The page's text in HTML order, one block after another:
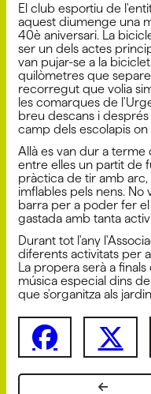
El club esportiu de
aquest diumenge una
40è aniversari. La
ser un dels actes
van pujar-se a la
quilòmetres que
recorregut que volia
les comarques de
breu descans i
camp dels escolapis on
Allà es van dur a terme
entre elles un partit de
pràctica de tir amb
imflables pels nens. No
barra per a poder fer
gastada amb tanta
Durant tot l'any
diferents activitats per
La propera serà a
música especial dins
que s'organitza als